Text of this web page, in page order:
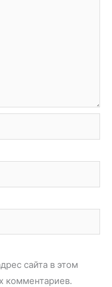
сайта в этом
комментариев.